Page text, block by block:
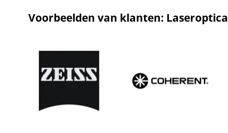
Voorbeelden van klanten: Laseroptica